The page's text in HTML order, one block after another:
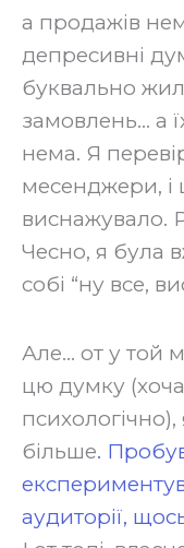
а продажів
депресивні
буквально
замовлень… а
нема. Я
месенджери, і
виснажувало.
Чесно, я була
собі “ну все,
Але… от у той
цю думку
більше.
аудиторії,